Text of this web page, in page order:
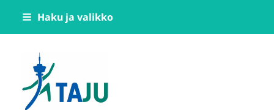
Siirry
Haku ja valikko
Tampereen Jumppatiimi TAJU ry